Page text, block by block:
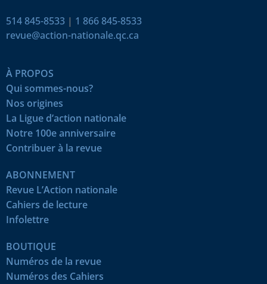
514 845-8533 | 1 866 845-8533
revue@action-nationale.qc.ca
À PROPOS
Qui sommes-nous?
Nos origines
La Ligue d’action nationale
Notre 100e anniversaire
Contribuer à la revue
ABONNEMENT
Revue L’Action nationale
Cahiers de lecture
Infolettre
BOUTIQUE
Numéros de la revue
Numéros des Cahiers